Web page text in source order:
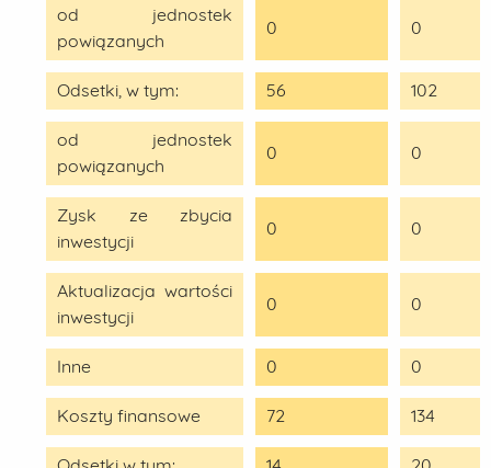
od jednostek
powiązanych
0 0
Odsetki, w tym: 56 102
od jednostek
powiązanych
0 0
Zysk ze zbycia
inwestycji
0 0
Aktualizacja wartości
inwestycji
0 0
Inne 0 0
Koszty finansowe 72 134